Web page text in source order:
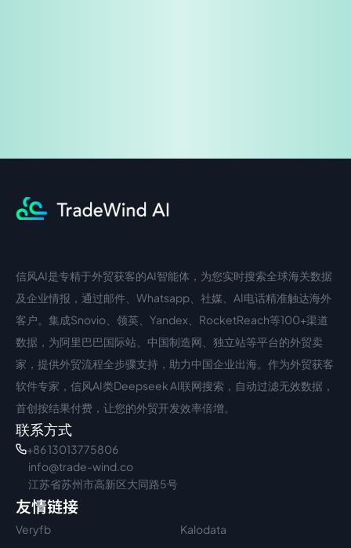
中文入口
信风AI是专精于外贸获客的AI智能体，为您实时搜索全球海关数据
及企业情报，通过邮件、Whatsapp、社媒、AI电话精准触达海外
客户。集成Snovio、领英、Yandex、RocketReach等100+渠道
数据，为阿里巴巴国际站、中国制造网、独立站等平台的外贸卖
家，提供外贸流程全步骤支持，助力中国企业出海。作为外贸获客
软件专家，信风AI类Deepseek AI联网搜索，自动过滤无效数据，
首创按结果付费，让您的外贸开发效率倍增。
联系方式
+86 13013775806
info@trade-wind.co
江苏省苏州市高新区大同路5号
友情链接
Veryfb
Kalodata